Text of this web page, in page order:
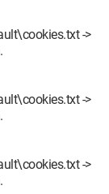
->
->
->